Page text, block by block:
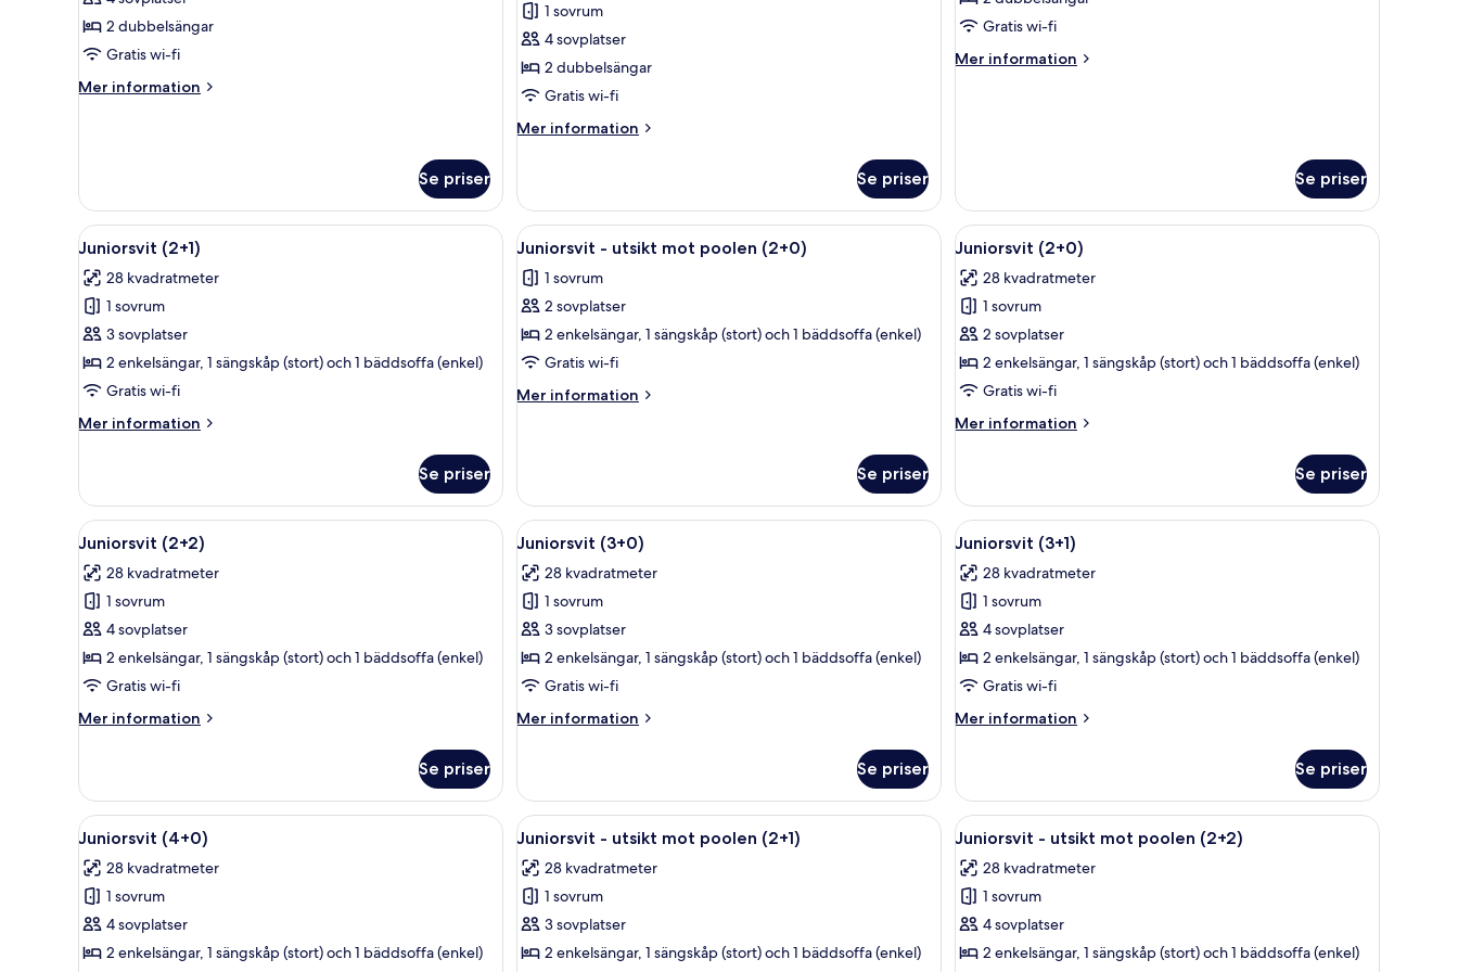
-
havsutsikt
Renovated)
2 dubbelsängar
Gratis wi-fi
Mer information
Mer
havsutsikt
(2+2
Renovated)
Se priser
-
havsutsikt
(3+1
Renovated)
1 sovrum
4 sovplatser
2 dubbelsängar
Gratis wi-fi
Mer information
Mer
rum
havsutsikt
Renovated)
Se priser
Gratis wi-fi
Mer information
Mer
Se priser
Öppna
alla
foton
för
Juniorsvit
(2+1)
Ett modernt vardagsrum med en platt-TV, träpanel, en matplats, ett litet kök och ett stort fönster.
14
Juniorsvit (2+1)
28 kvadratmeter
1 sovrum
3 sovplatser
2 enkelsängar, 1 sängskåp (stort) och 1 bäddsoffa (enkel)
Gratis wi-fi
Mer information
Mer
(2+1)
Se priser
Öppna
alla
foton
för
Juniorsvit
-
utsikt
mot
En balkong med utsikt över poolen, utomhusmöbler och en vy över byggnader i bakgrunden.
13
Juniorsvit - utsikt mot poolen (2+0)
1 sovrum
2 sovplatser
2 enkelsängar, 1 sängskåp (stort) och 1 bäddsoffa (enkel)
Gratis wi-fi
Mer information
Mer
utsikt
mot
poolen
(2+0)
Se priser
Öppna
alla
foton
för
Juniorsvit
(2+0)
Ett modernt vardagsrum med en platt-TV,
14
Juniorsvit (2+0)
28 kvadratmeter
1 sovrum
2 sovplatser
2 enkelsängar, 1 sängskåp (stort) och 1 bäddsoffa (enkel)
Gratis wi-fi
Mer information
Mer
(2+0)
Se priser
Öppna
alla
foton
för
Juniorsvit
(2+2)
Ett modernt vardagsrum med en platt-TV, träpanel, en matplats, ett litet kök och ett stort fönster.
14
Juniorsvit (2+2)
28 kvadratmeter
1 sovrum
4 sovplatser
2 enkelsängar, 1 sängskåp (stort) och 1 bäddsoffa (enkel)
Gratis wi-fi
Mer information
Mer
(2+2)
Se priser
Öppna
alla
foton
för
Juniorsvit
(3+0)
Ett modernt vardagsrum med en platt-TV, träpanel, en matplats, ett litet kök och ett stort fönster.
14
Juniorsvit (3+0)
28 kvadratmeter
1 sovrum
3 sovplatser
2 enkelsängar, 1 sängskåp (stort) och 1 bäddsoffa (enkel)
Gratis wi-fi
Mer information
Mer
(3+0)
Se priser
Öppna
alla
foton
för
Juniorsvit
(3+1)
Ett modernt vardagsrum med en platt-TV,
14
Juniorsvit (3+1)
28 kvadratmeter
1 sovrum
4 sovplatser
2 enkelsängar, 1 sängskåp (stort) och 1 bäddsoffa (enkel)
Gratis wi-fi
Mer information
Mer
(3+1)
Se priser
Öppna
alla
foton
för
Juniorsvit
(4+0)
Ett modernt vardagsrum med en platt-TV, träpanel, en matplats, ett litet kök och ett stort fönster.
14
Juniorsvit (4+0)
28 kvadratmeter
1 sovrum
4 sovplatser
2 enkelsängar, 1 sängskåp (stort) och 1 bäddsoffa (enkel)
Öppna
alla
foton
för
Juniorsvit
-
En balkong med utsikt över poolen, utomhusmöbler och en vy över byggnader i bakgrunden.
13
Juniorsvit - utsikt mot poolen (2+1)
28 kvadratmeter
1 sovrum
3 sovplatser
2 enkelsängar, 1 sängskåp (stort) och 1 bäddsoffa (enkel)
Öppna
alla
foton
för
Juniorsvit
-
En balkong med utsikt över poolen,
13
Juniorsvit - utsikt mot poolen (2+2)
28 kvadratmeter
1 sovrum
4 sovplatser
2 enkelsängar, 1 sängskåp (stort) och 1 bäddsoffa (enkel)